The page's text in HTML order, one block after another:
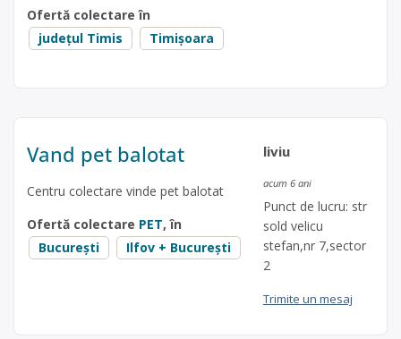
Ofertă colectare în
județul Timis
Timișoara
Vand pet balotat
Centru colectare vinde pet balotat
Ofertă colectare PET, în
București
Ilfov + București
liviu
acum 6 ani
Punct de lucru: str
sold velicu
stefan,nr 7,sector
2
Trimite un mesaj